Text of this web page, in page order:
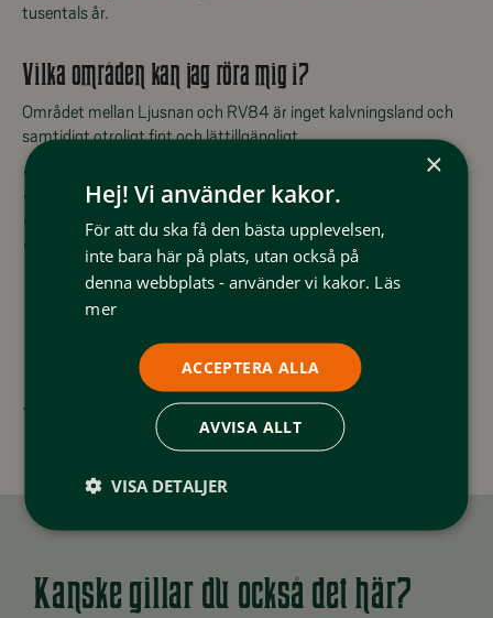
tusentals år.
Vilka områden kan jag röra mig i?
Området mellan Ljusnan och RV84 är inget kalvningsland och
samtidigt otroligt fint och lättillgängligt.
Hamrafjället
Långbrottsfjället
Skenörsfjället
Senast uppdaterad:2024-04-22
Kanske gillar du också det här?
×
Hej! Vi använder kakor.
För att du ska få den bästa upplevelsen,
inte bara här på plats, utan också på
denna webbplats - använder vi kakor. Läs
mer
ACCEPTERA ALLA
AVVISA ALLT
VISA DETALJER